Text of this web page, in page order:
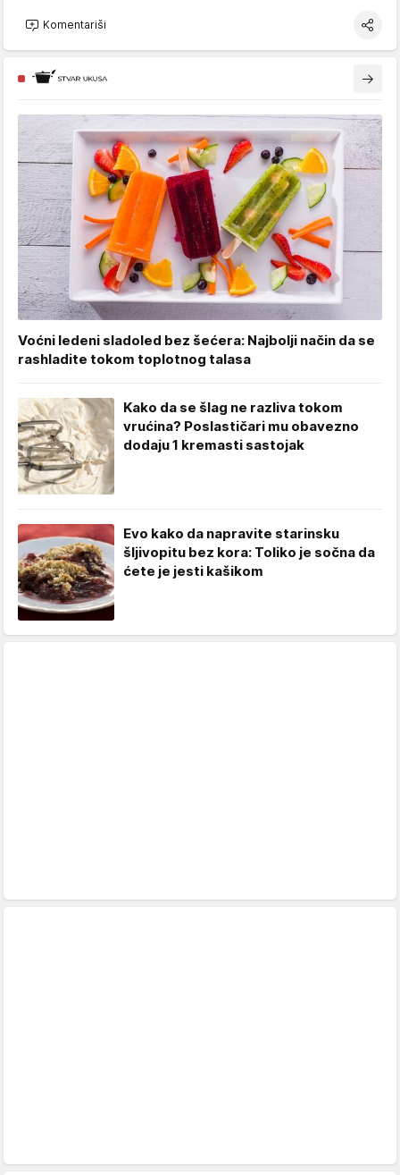
Komentariši
Voćni ledeni sladoled bez šećera: Najbolji način da se
rashladite tokom toplotnog talasa
Kako da se šlag ne razliva tokom
vrućina? Poslastičari mu obavezno
dodaju 1 kremasti sastojak
Evo kako da napravite starinsku
šljivopitu bez kora: Toliko je sočna da
ćete je jesti kašikom